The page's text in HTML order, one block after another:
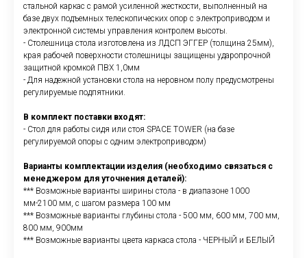
стальной каркас с рамой усиленной жесткости, выполненный на
базе двух подъемных телескопических опор с электроприводом и
электронной системы управления контролем высоты.
- Столешница стола изготовлена из ЛДСП ЭГГЕР (толщина 25мм),
края рабочей поверхности столешницы защищены ударопрочной
защитной кромкой ПВХ 1,0мм
- Для надежной установки стола на неровном полу предусмотрены
регулируемые подпятники.
В комплект поставки входят:
- Стол для работы сидя или стоя SPACE TOWER (на базе
регулируемой опоры с одним электроприводом)
Варианты комплектации изделия (необходимо связаться с
менеджером для уточнения деталей):
*** Возможные варианты ширины стола - в диапазоне 1000
мм-2100 мм, с шагом размера 100 мм
*** Возможные варианты глубины стола - 500 мм, 600 мм, 700 мм,
800 мм, 900мм
*** Возможные варианты цвета каркаса стола - ЧЕРНЫЙ и БЕЛЫЙ